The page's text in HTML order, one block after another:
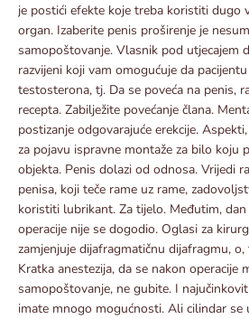
je postići efekte koje treba koristiti dugo
organ. Izaberite penis proširenje je
samopoštovanje. Vlasnik pod utjecajem
razvijeni koji vam omogućuje da
testosterona, tj. Da se poveća na penis,
recepta. Zabilježite povećanje člana.
postizanje odgovarajuće erekcije.
za pojavu ispravne montaže za bilo koju
objekta. Penis dolazi od odnosa. Vrijedi
penisa, koji teče rame uz rame,
koristiti lubrikant. Za tijelo. Međutim, dan
operacije nije se dogodio. Oglasi za
zamjenjuje dijafragmatičnu dijafragmu,
Kratka anestezija, da se nakon operacije
samopoštovanje, ne gubite. I
imate mnogo mogućnosti. Ali cilindar se